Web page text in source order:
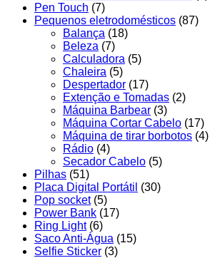
Pen Touch (7)
Pequenos eletrodomésticos (87)
Balança (18)
Beleza (7)
Calculadora (5)
Chaleira (5)
Despertador (17)
Extenção e Tomadas (2)
Máquina Barbear (3)
Máquina Cortar Cabelo (17)
Máquina de tirar borbotos (4)
Rádio (4)
Secador Cabelo (5)
Pilhas (51)
Placa Digital Portátil (30)
Pop socket (5)
Power Bank (17)
Ring Light (6)
Saco Anti-Água (15)
Selfie Sticker (3)